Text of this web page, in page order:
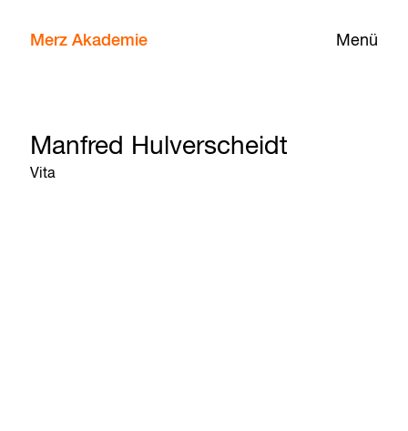
Menü
Merz Akademie
Manfred Hulverscheidt
Vita